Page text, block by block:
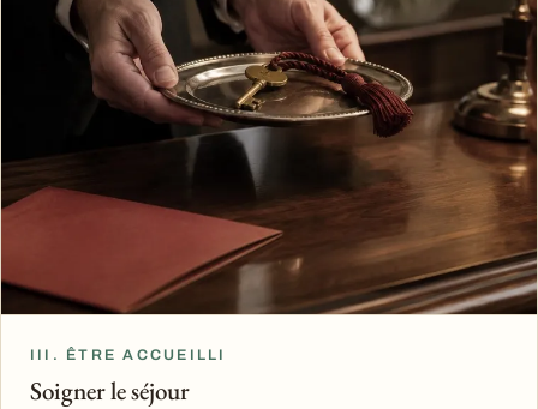
III. ÊTRE ACCUEILLI
Soigner le séjour